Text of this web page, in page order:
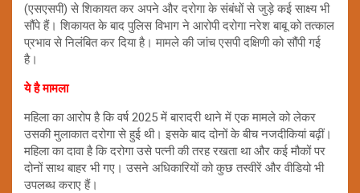
(एसएसपी) से शिकायत कर अपने और दरोगा के संबंधों से जुड़े कई साक्ष्य भी
सौंपे हैं। शिकायत के बाद पुलिस विभाग ने आरोपी दरोगा नरेश बाबू को तत्काल
प्रभाव से निलंबित कर दिया है। मामले की जांच एसपी दक्षिणी को सौंपी गई
है।
ये है मामला
महिला का आरोप है कि वर्ष 2025 में बारादरी थाने में एक मामले को लेकर
उसकी मुलाकात दरोगा से हुई थी। इसके बाद दोनों के बीच नजदीकियां बढ़ीं।
महिला का दावा है कि दरोगा उसे पत्नी की तरह रखता था और कई मौकों पर
दोनों साथ बाहर भी गए। उसने अधिकारियों को कुछ तस्वीरें और वीडियो भी
उपलब्ध कराए हैं।